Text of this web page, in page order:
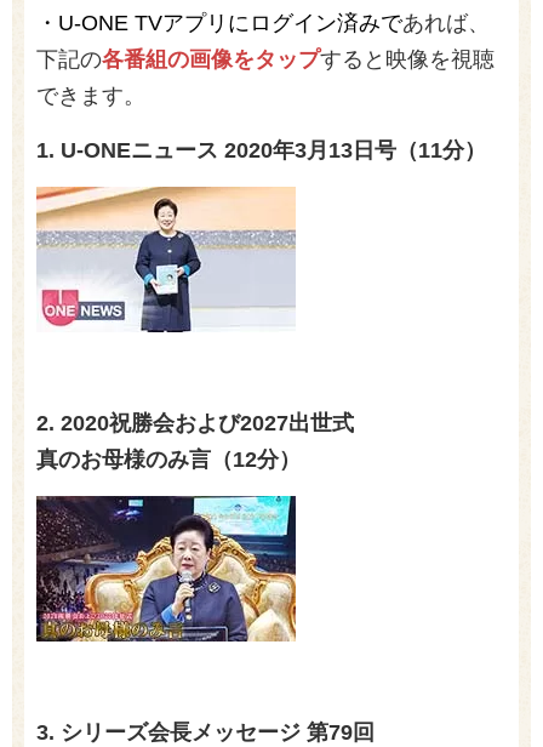
・U-ONE TVアプリにログイン済みであれば、
下記の各番組の画像をタップすると映像を視聴
できます。
1. U-ONEニュース 2020年3月13日号（11分）
2. 2020祝勝会および2027出世式
真のお母様のみ言（12分）
3. シリーズ会長メッセージ 第79回